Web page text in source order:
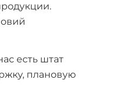
есть штат
плановую